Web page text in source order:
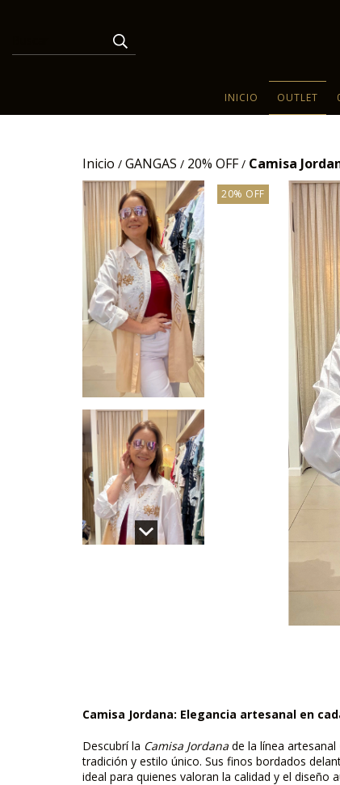
INICIO OUTLET
Inicio / GANGAS / 20% OFF / Camisa
20% OFF
Camisa Jordana: Elegancia artesanal en
Descubrí la Camisa Jordana de la línea artesanal
tradición y estilo único. Sus finos bordados
ideal para quienes valoran la calidad y el diseño